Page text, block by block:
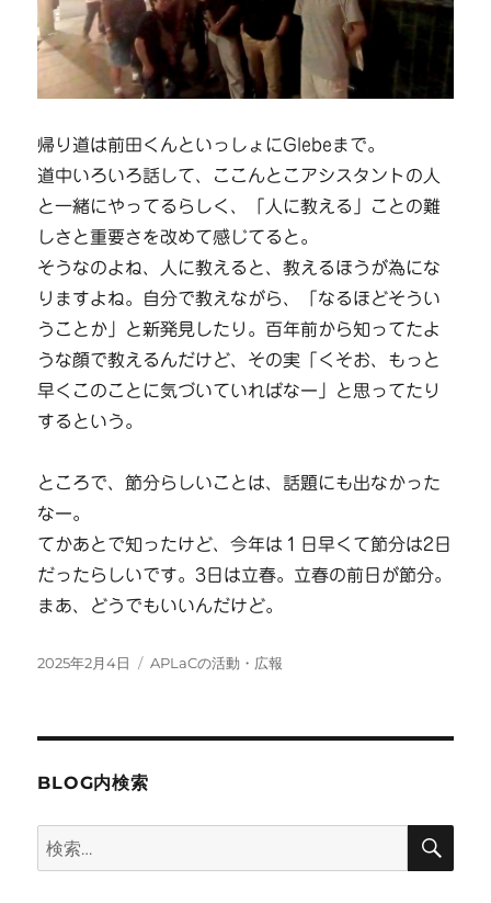
帰り道は前田くんといっしょにGlebeまで。
道中いろいろ話して、ここんとこアシスタントの人
と一緒にやってるらしく、「人に教える」ことの難
しさと重要さを改めて感じてると。
そうなのよね、人に教えると、教えるほうが為にな
りますよね。自分で教えながら、「なるほどそうい
うことか」と新発見したり。百年前から知ってたよ
うな顔で教えるんだけど、その実「くそお、もっと
早くこのことに気づいていればなー」と思ってたり
するという。
ところで、節分らしいことは、話題にも出なかった
なー。
てかあとで知ったけど、今年は１日早くて節分は2日
だったらしいです。3日は立春。立春の前日が節分。
まあ、どうでもいいんだけど。
投
2025年2月4日
カ
APLaCの活動・広報
BLOG内検索
検
索:
検